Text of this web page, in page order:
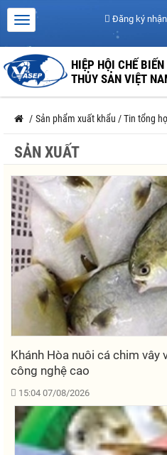
Đăng ký
HIỆP HỘI CHẾ
THỦY SẢN VIỆT
/ Sản phẩm xuất khẩu /Tin tổng
SẢN XUẤT
Khánh Hòa nuôi cá chim
công nghệ cao
15:04 07/08/2026